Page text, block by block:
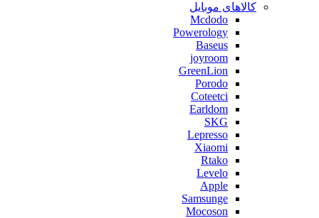
کالاهای موبایل
Mcdodo
Powerology
Baseus
joyroom
GreenLion
Porodo
Coteetci
Earldom
SKG
Lepresso
Xiaomi
Rtako
Levelo
Apple
Samsunge
Mocoson